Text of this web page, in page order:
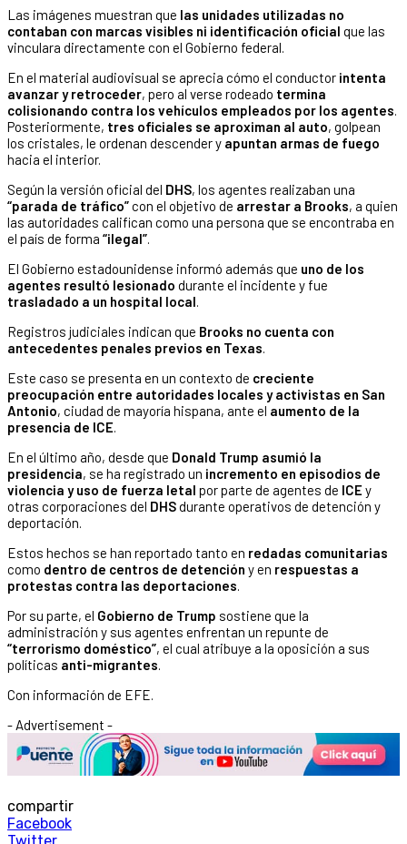
Las imágenes muestran que las unidades utilizadas no
contaban con marcas visibles ni identificación oficial que las
vinculara directamente con el Gobierno federal.
En el material audiovisual se aprecia cómo el conductor intenta
avanzar y retroceder, pero al verse rodeado termina
colisionando contra los vehículos empleados por los agentes.
Posteriormente, tres oficiales se aproximan al auto, golpean
los cristales, le ordenan descender y apuntan armas de fuego
hacia el interior.
Según la versión oficial del DHS, los agentes realizaban una
“parada de tráfico”con el objetivo de arrestar a Brooks, a quien
las autoridades califican como una persona que se encontraba en
el país de forma “ilegal”.
El Gobierno estadounidense informó además que uno de los
agentes resultó lesionado durante el incidente y fue
trasladado a un hospital local.
Registros judiciales indican que Brooks no cuenta con
antecedentes penales previos en Texas.
Este caso se presenta en un contexto de creciente
preocupación entre autoridades locales y activistas en San
Antonio, ciudad de mayoría hispana, ante el aumento de la
presencia de ICE.
En el último año, desde que Donald Trump asumió la
presidencia, se ha registrado un incremento en episodios de
violencia y uso de fuerza letal por parte de agentes de ICEy
otras corporaciones del DHSdurante operativos de detención y
deportación.
Estos hechos se han reportado tanto en redadas comunitarias
como dentro de centros de detención y en respuestas a
protestas contra las deportaciones.
Por su parte, el Gobierno de Trump sostiene que la
administración y sus agentes enfrentan un repunte de
“terrorismo doméstico”, el cual atribuye a la oposición a sus
políticas anti-migrantes.
Con información de EFE.
- Advertisement -
compartir
Facebook